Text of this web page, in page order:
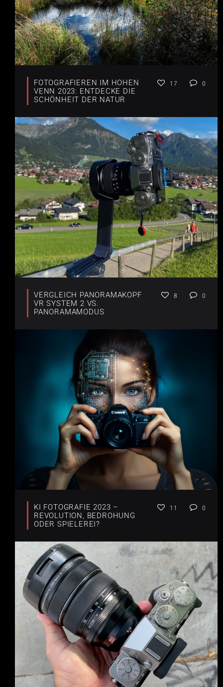
FOTOGRAFIEREN IM HOHEN
VENN 2023: ENTDECKE DIE
SCHÖNHEIT DER NATUR
17 0
VERGLEICH PANORAMAKOPF
VR SYSTEM 2 VS.
PANORAMAMODUS
8 0
KI FOTOGRAFIE 2023 –
REVOLUTION, BEDROHUNG
ODER SPIELEREI?
11 0